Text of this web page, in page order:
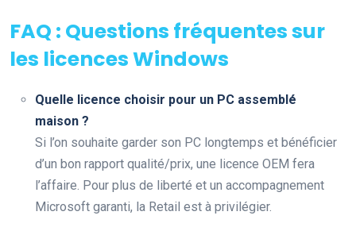
FAQ : Questions fréquentes sur
les licences Windows
Quelle licence choisir pour un PC assemblé
maison ?
Si l’on souhaite garder son PC longtemps et bénéficier
d’un bon rapport qualité/prix, une licence OEM fera
l’affaire. Pour plus de liberté et un accompagnement
Microsoft garanti, la Retail est à privilégier.